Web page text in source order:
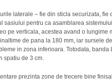
laterale – fie din sticla securizata,
sasiului pentru ca asamblarea
pe verticala, acestea avand o lungime
de pana la 180 mm, iar sursele
in zona inferioara. Totodata,
spatiu de 3 cm.
prezinta zone de trecere bine